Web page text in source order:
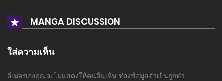
ตอนที่ 28
3 มีนาคม 2025
MANGA DISCUSSION
ใส่ความเห็น
อีเมลของคุณจะไม่แสดงให้คนอื่นเห็น ช่องข้อมูลจำเป็นถูกทำ